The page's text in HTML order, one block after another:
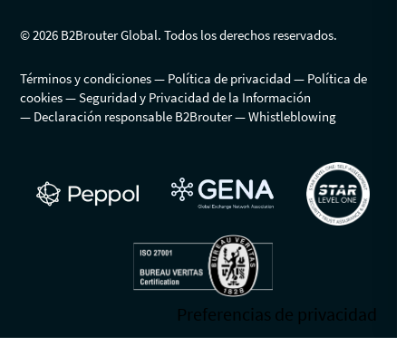
© 2026 B2Brouter Global. Todos los derechos reservados.
Términos y condiciones Política de privacidad
Política de
cookies
Seguridad y Privacidad de la Información
Declaración responsable B2Brouter
Whistleblowing